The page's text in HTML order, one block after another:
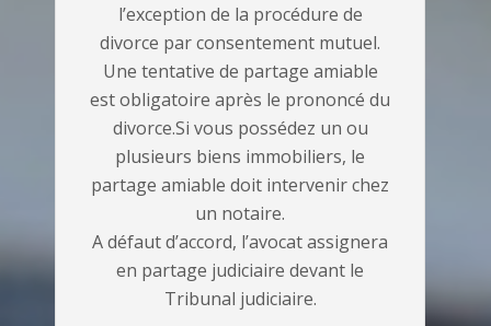
l’exception de la procédure de
divorce par consentement mutuel.
Une tentative de partage amiable
est obligatoire après le prononcé du
divorce.Si vous possédez un ou
plusieurs biens immobiliers, le
partage amiable doit intervenir chez
un notaire.
A défaut d’accord, l’avocat assignera
en partage judiciaire devant le
Tribunal judiciaire.